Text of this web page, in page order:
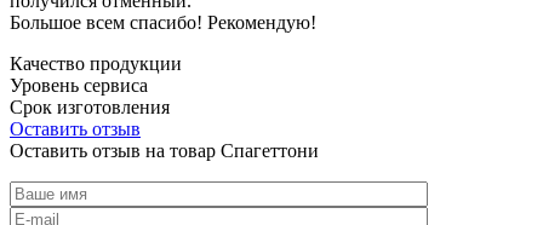
Большое всем спасибо! Рекомендую!
Качество продукции
Уровень сервиса
Срок изготовления
Оставить отзыв
Оставить отзыв на товар Спагеттони